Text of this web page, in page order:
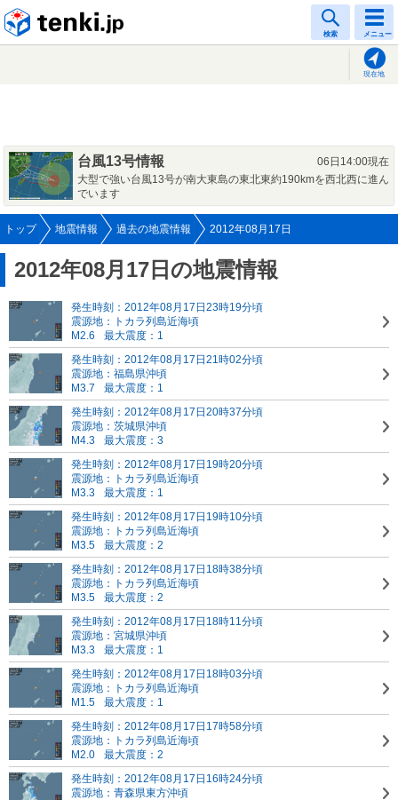
検索 メニュー
現在地
台風13号情報
06日14:00現在
大型で強い台風13号が南大東島の東北東約190kmを西北西に進ん
でいます
トップ 地震情報 過去の地震情報 2012年08月17日
2012年08月17日の地震情報
発生時刻：2012年08月17日23時19分頃
震源地：トカラ列島近海頃
M2.6
最大震度：1
発生時刻：2012年08月17日21時02分頃
震源地：福島県沖頃
M3.7
最大震度：1
発生時刻：2012年08月17日20時37分頃
震源地：茨城県沖頃
M4.3
最大震度：3
発生時刻：2012年08月17日19時20分頃
震源地：トカラ列島近海頃
M3.3
最大震度：1
発生時刻：2012年08月17日19時10分頃
震源地：トカラ列島近海頃
M3.5
最大震度：2
発生時刻：2012年08月17日18時38分頃
震源地：トカラ列島近海頃
M3.5
最大震度：2
発生時刻：2012年08月17日18時11分頃
震源地：宮城県沖頃
M3.3
最大震度：1
発生時刻：2012年08月17日18時03分頃
震源地：トカラ列島近海頃
M1.5
最大震度：1
発生時刻：2012年08月17日17時58分頃
震源地：トカラ列島近海頃
M2.0
最大震度：2
発生時刻：2012年08月17日16時24分頃
震源地：青森県東方沖頃